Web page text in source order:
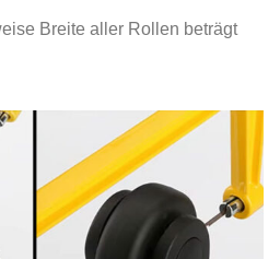
Breite aller Rollen beträgt